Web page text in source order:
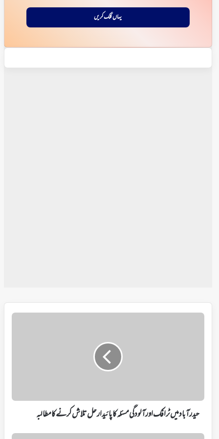
یہاں کلک کریں
حیدرآباد
حل
تلاش
کرنے
کا
حیدرآباد میں ٹرافک اور آلودگی مسئلہ کا پائیدار حل تلاش کرنے کا مطالبہ